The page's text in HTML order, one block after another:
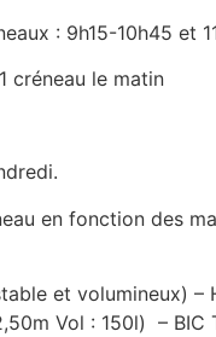
: 9h15-10h45 et
créneau le matin
en fonction des
et volumineux) –
Vol : 150l) – BIC